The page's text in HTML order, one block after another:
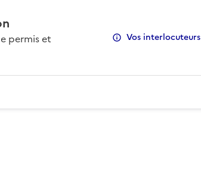
permis et
Vos interlocuteurs